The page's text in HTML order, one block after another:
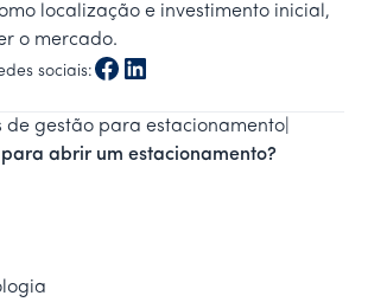
localização e investimento inicial,
o mercado.
sociais:
de gestão para estacionamento
abrir um estacionamento?